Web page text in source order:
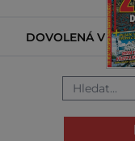
DOVOLENÁ V